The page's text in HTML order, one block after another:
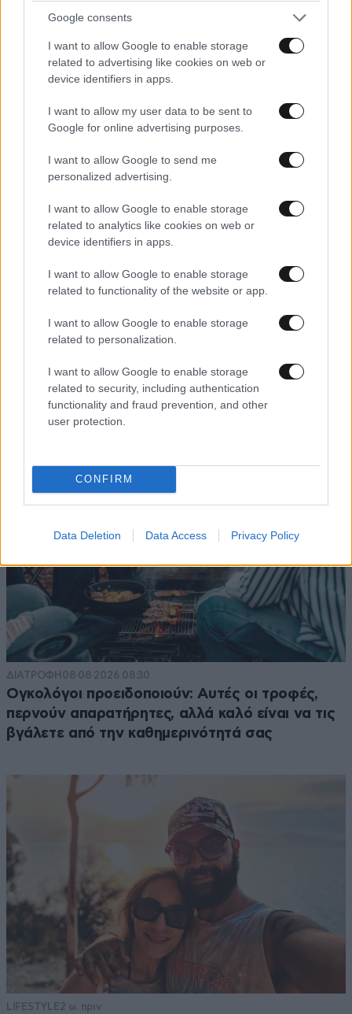
Google consents
I want to allow Google to enable storage
related to advertising like cookies on web or
device identifiers in apps.
I want to allow my user data to be sent to
Google for online advertising purposes.
I want to allow Google to send me
personalized advertising.
I want to allow Google to enable storage
related to analytics like cookies on web or
device identifiers in apps.
I want to allow Google to enable storage
related to functionality of the website or app.
I want to allow Google to enable storage
related to personalization.
I want to allow Google to enable storage
related to security, including authentication
functionality and fraud prevention, and other
user protection.
CONFIRM
Data Deletion Data Access Privacy Policy
ΔΙΑΤΡΟΦΗ 08·08·2026 08:30
Ογκολόγοι προειδοποιούν: Αυτές οι τροφές,
περνούν απαρατήρητες, αλλά καλό είναι να τις
βγάλετε από την καθημερινότητά σας
LIFESTYLE2 ω. πριν